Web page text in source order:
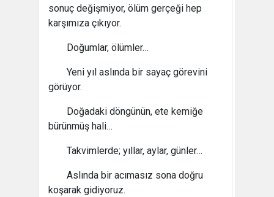
sonuç değişmiyor, ölüm gerçeği hep
karşımıza çıkıyor.
Doğumlar, ölümler…
Yeni yıl aslında bir sayaç görevini
görüyor.
Doğadaki döngünün, ete kemiğe
bürünmüş hali…
Takvimlerde; yıllar, aylar, günler…
Aslında bir acımasız sona doğru
koşarak gidiyoruz.